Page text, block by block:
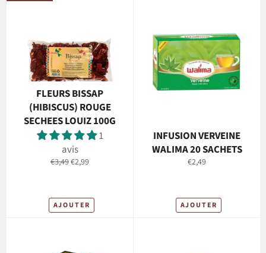
FLEURS BISSAP
(HIBISCUS) ROUGE
SECHEES LOUIZ 100G
1
avis
Prix
€3,49Prix
€2,99
AJOUTER
INFUSION VERVEINE
WALIMA 20 SACHETS
Prix
€2,49
AJOUTER